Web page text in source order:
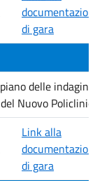
documentazione
di gara
delle indagini
Nuovo Policlinico
Link alla
documentazione
di gara